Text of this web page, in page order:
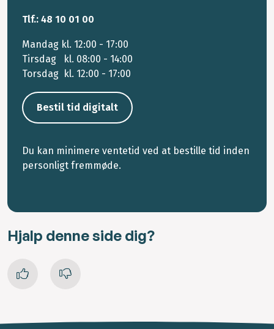
Tlf.: 48 10 01 00
Mandag kl. 12:00 - 17:00
Tirsdag kl. 08:00 - 14:00
Torsdag kl. 12:00 - 17:00
Bestil tid digitalt
Du kan minimere ventetid ved at bestille tid inden
personligt fremmøde.
Hjalp denne side dig?